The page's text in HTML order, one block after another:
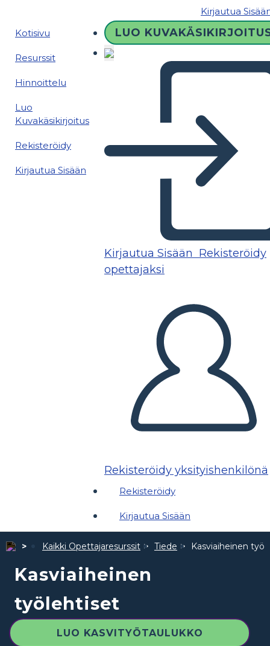
Kirjautua
Kotisivu
Resurssit
Hinnoittelu
Luo
Kuvakäsikirjoitus
Rekisteröidy
Kirjautua Sisään
LUO
Kirjautua Sisään Rekisteröidy
opettajaksi
Rekisteröidy yksityishenkilönä
Rekisteröidy
Kirjautua Sisään
Kaikki Opettajaresurssit Tiede Kasviaiheinen
Kasviaiheinen
työlehtiset
LUO KASVITYÖTAULUKKO